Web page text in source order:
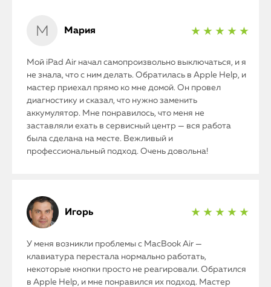
Мария ★ ★ ★ ★ ★
Мой iPad Air начал самопроизвольно выключаться, и я
не знала, что с ним делать. Обратилась в Apple Help, и
мастер приехал прямо ко мне домой. Он провел
диагностику и сказал, что нужно заменить
аккумулятор. Мне понравилось, что меня не
заставляли ехать в сервисный центр — вся работа
была сделана на месте. Вежливый и
профессиональный подход. Очень довольна!
Игорь ★ ★ ★ ★ ★
У меня возникли проблемы с MacBook Air —
клавиатура перестала нормально работать,
некоторые кнопки просто не реагировали. Обратился
в Apple Help, и мне понравился их подход. Мастер